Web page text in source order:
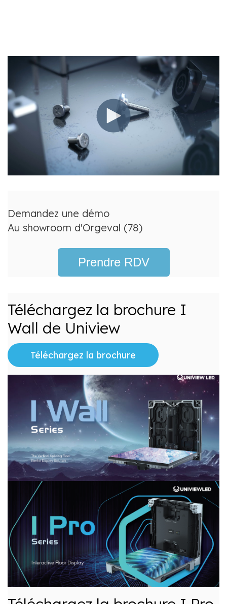
Demandez une démo
Au showroom d'Orgeval (78)
Prendre RDV
Téléchargez la brochure I
Wall de Uniview
Téléchargez la brochure